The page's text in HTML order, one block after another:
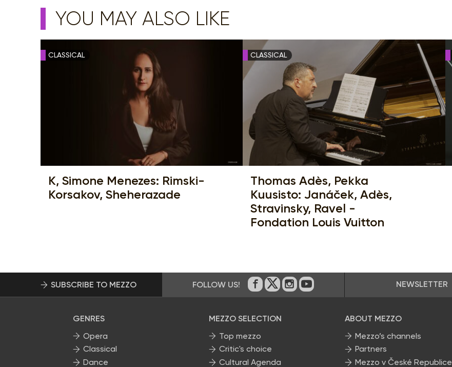
YOU MAY ALSO LIKE
CLASSICAL
K, Simone Menezes: Rimski-
Korsakov, Sheherazade
CLASSICAL
Thomas Adès, Pekka
Kuusisto: Janáček, Adès,
Stravinsky, Ravel -
Fondation Louis Vuitton
SUBSCRIBE TO MEZZO FOLLOW US! On Facebook
on Twitter
on Instagram
on Youtube NEWSLETTER
GENRES
Opera
Classical
Dance
MEZZO SELECTION
Top mezzo
Critic's choice
Cultural Agenda
ABOUT MEZZO
Mezzo’s channels
Partners
Mezzo v České Republice